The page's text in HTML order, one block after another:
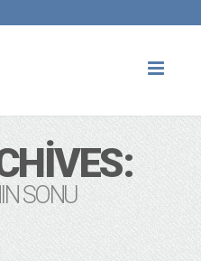
SONU